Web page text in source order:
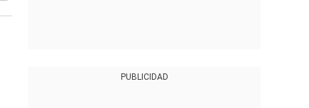
PUBLICIDAD